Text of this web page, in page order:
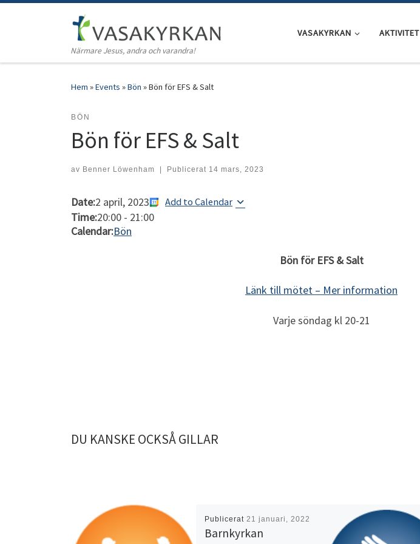
Hoppa till innehåll
Närmare Jesus, andra och varandra!
VASAKYRKAN AKTIVITET
Hem »Events »Bön »Bön för EFS & Salt
BÖN
Bön för EFS & Salt
av Benner Löwenham Publicerat 14 mars, 2023
Date:2 april, 2023 Add to Calendar
Time:20:00 - 21:00
Calendar:Bön
Bön för EFS & Salt
Länk till mötet – Mer information
Varje söndag kl 20-21
DU KANSKE OCKSÅ GILLAR
Publicerat 21 januari, 2022
Barnkyrkan